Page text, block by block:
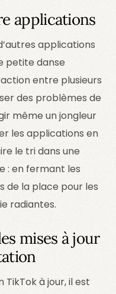
applications
applications
petite danse
entre plusieurs
des problèmes de
même un jongleur
les applications en
le tri dans une
: en fermant les
de la place pour les
radiantes.
mises à jour
TikTok à jour, il est